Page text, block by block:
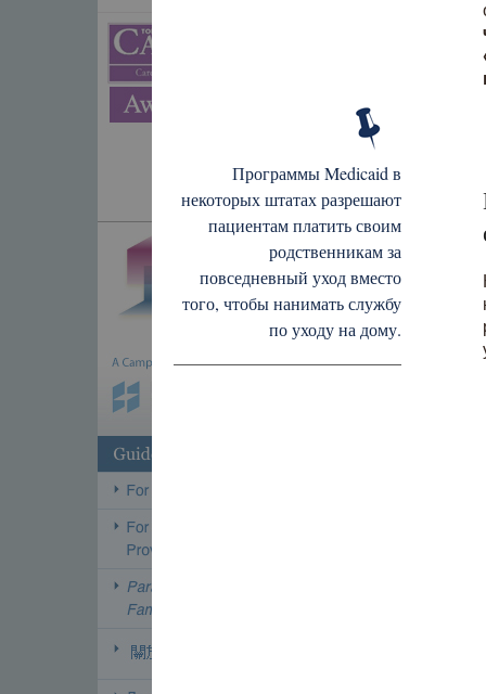
Программы Medicaid в
некоторых штатах разрешают
пациентам платить своим
родственникам за
повседневный уход вместо
того, чтобы нанимать службу
по уходу на дому.